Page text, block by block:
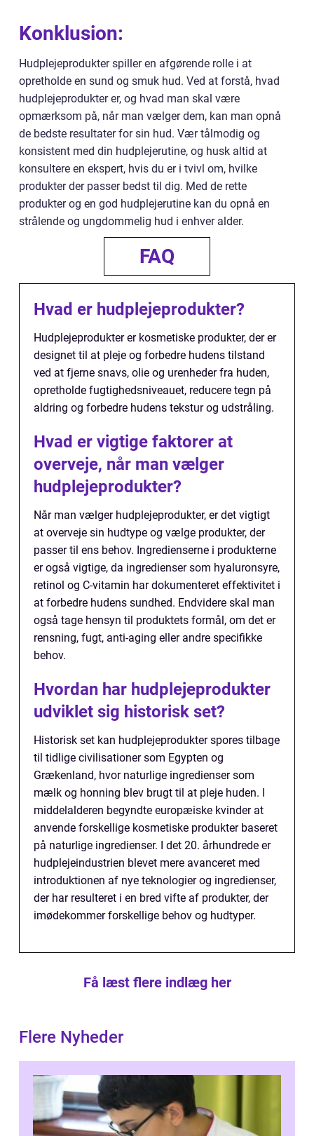
Konklusion:
Hudplejeprodukter spiller en afgørende rolle i at
opretholde en sund og smuk hud. Ved at forstå, hvad
hudplejeprodukter er, og hvad man skal være
opmærksom på, når man vælger dem, kan man opnå
de bedste resultater for sin hud. Vær tålmodig og
konsistent med din hudplejerutine, og husk altid at
konsultere en ekspert, hvis du er i tvivl om, hvilke
produkter der passer bedst til dig. Med de rette
produkter og en god hudplejerutine kan du opnå en
strålende og ungdommelig hud i enhver alder.
FAQ
Hvad er hudplejeprodukter?
Hudplejeprodukter er kosmetiske produkter, der er
designet til at pleje og forbedre hudens tilstand
ved at fjerne snavs, olie og urenheder fra huden,
opretholde fugtighedsniveauet, reducere tegn på
aldring og forbedre hudens tekstur og udstråling.
Hvad er vigtige faktorer at
overveje, når man vælger
hudplejeprodukter?
Når man vælger hudplejeprodukter, er det vigtigt
at overveje sin hudtype og vælge produkter, der
passer til ens behov. Ingredienserne i produkterne
er også vigtige, da ingredienser som hyaluronsyre,
retinol og C-vitamin har dokumenteret effektivitet i
at forbedre hudens sundhed. Endvidere skal man
også tage hensyn til produktets formål, om det er
rensning, fugt, anti-aging eller andre specifikke
behov.
Hvordan har hudplejeprodukter
udviklet sig historisk set?
Historisk set kan hudplejeprodukter spores tilbage
til tidlige civilisationer som Egypten og
Grækenland, hvor naturlige ingredienser som
mælk og honning blev brugt til at pleje huden. I
middelalderen begyndte europæiske kvinder at
anvende forskellige kosmetiske produkter baseret
på naturlige ingredienser. I det 20. århundrede er
hudplejeindustrien blevet mere avanceret med
introduktionen af nye teknologier og ingredienser,
der har resulteret i en bred vifte af produkter, der
imødekommer forskellige behov og hudtyper.
Få læst flere indlæg her
Flere Nyheder